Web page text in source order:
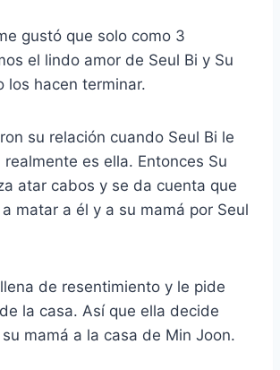
gustó que solo como 3
el lindo amor de Seul Bi y Su
los hacen terminar.
su relación cuando Seul Bi le
es ella. Entonces Su
atar cabos y se da cuenta que
matar a él y a su mamá por Seul
de resentimiento y le pide
la casa. Así que ella decide
mamá a la casa de Min Joon.